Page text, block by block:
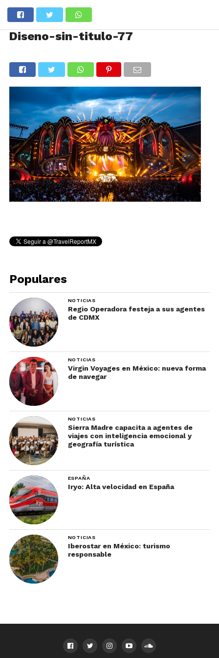
Diseno-sin-titulo-77
Populares
NOTICIAS
Regio Operadora festeja a sus agentes
de CDMX
NOTICIAS
Virgin Voyages en México: nueva forma
de navegar
NOTICIAS
Sierra Madre capacita a agentes de
viajes con inteligencia emocional y
geografía turística
ESPAÑA
Iryo: Alta velocidad en España
NOTICIAS
Iberostar en México: turismo
responsable